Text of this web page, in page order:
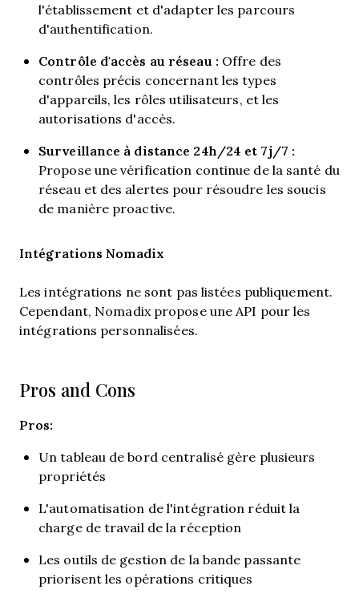
l'établissement et d'adapter les parcours
d'authentification.
Contrôle d'accès au réseau : Offre des
contrôles précis concernant les types
d'appareils, les rôles utilisateurs, et les
autorisations d'accès.
Surveillance à distance 24h/24 et 7j/7 :
Propose une vérification continue de la santé du
réseau et des alertes pour résoudre les soucis
de manière proactive.
Intégrations Nomadix
Les intégrations ne sont pas listées publiquement.
Cependant, Nomadix propose une API pour les
intégrations personnalisées.
Pros and Cons
Pros:
Un tableau de bord centralisé gère plusieurs
propriétés
L'automatisation de l'intégration réduit la
charge de travail de la réception
Les outils de gestion de la bande passante
priorisent les opérations critiques